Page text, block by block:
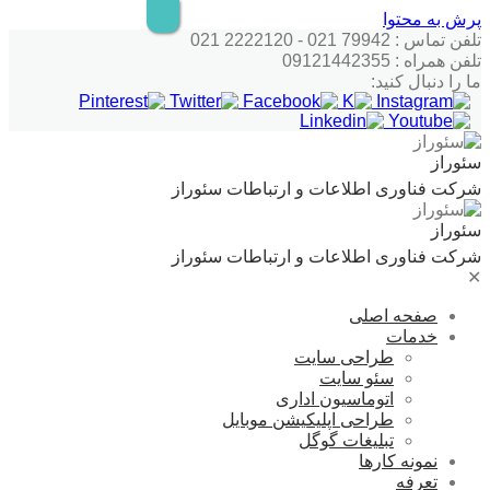
پرش به محتوا
تلفن تماس : 79942 021 - 2222120 021
تلفن همراه : 09121442355
ما را دنبال کنید:
سئوراز
شرکت فناوری اطلاعات و ارتباطات سئوراز
سئوراز
شرکت فناوری اطلاعات و ارتباطات سئوراز
✕
صفحه اصلی
خدمات
طراحی سایت
سئو سایت
اتوماسیون اداری
طراحی اپلیکیشن موبایل
تبلیغات گوگل
نمونه کارها
تعرفه